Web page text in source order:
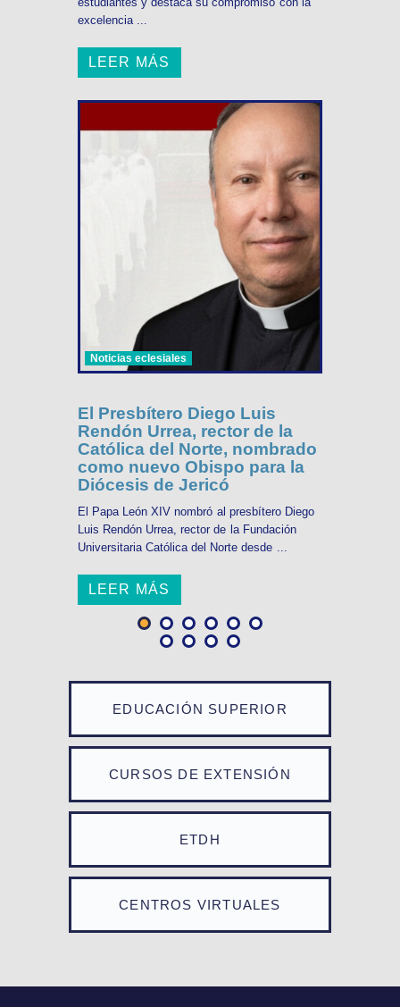
EDUCACIÓN SUPERIOR
CURSOS DE EXTENSIÓN
ETDH
CENTROS VIRTUALES
excelencia ...
LEER MÁS
Noticias eclesiales
El Presbítero Diego Luis
Rendón Urrea, rector de la
Católica del Norte, nombrado
como nuevo Obispo para la
Diócesis de Jericó
El Papa León XIV nombró al presbítero Diego
Luis Rendón Urrea, rector de la Fundación
Universitaria Católica del Norte desde ...
LEER MÁS